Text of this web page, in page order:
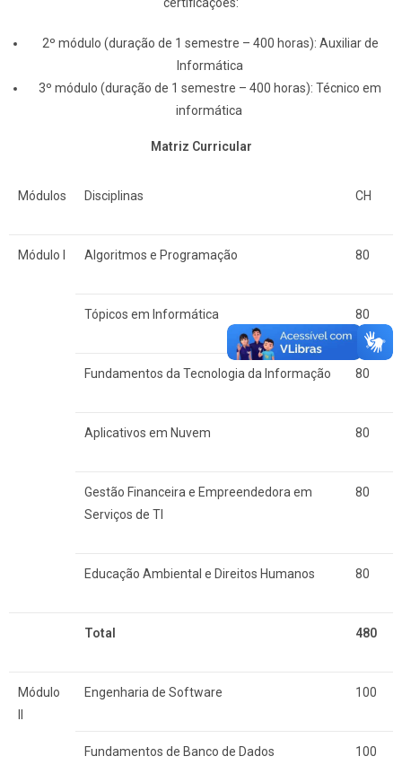
certificações:
2º módulo (duração de 1 semestre – 400 horas): Auxiliar de
Informática
3º módulo (duração de 1 semestre – 400 horas): Técnico em
informática
Matriz Curricular
Módulos Disciplinas CH
Módulo I Algoritmos e Programação 80
Tópicos em Informática 80
Fundamentos da Tecnologia da Informação 80
Aplicativos em Nuvem 80
Gestão Financeira e Empreendedora em
Serviços de TI
80
Educação Ambiental e Direitos Humanos 80
Total 480
Módulo
Engenharia de Software 100
Fundamentos de Banco de Dados 100